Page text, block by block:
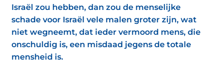
Israël zou hebben, dan zou de menselijke
schade voor Israël vele malen groter zijn, wat
niet wegneemt, dat ieder vermoord mens, die
onschuldig is, een misdaad jegens de totale
mensheid is.